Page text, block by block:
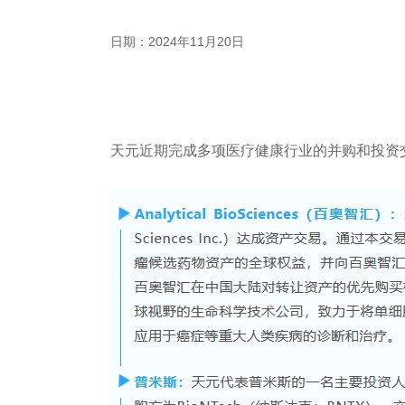
日期：2024年11月20日
天元近期完成多项医疗健康行业的并购和投资